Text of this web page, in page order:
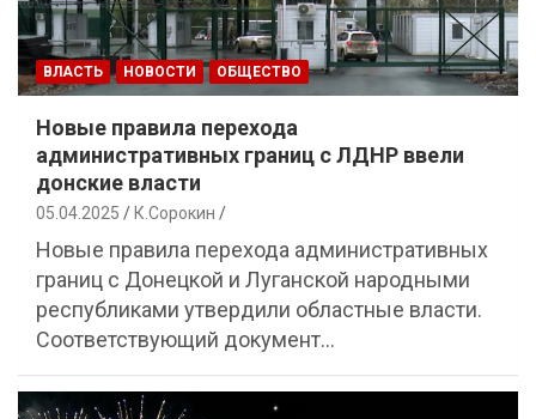
ВЛАСТЬ НОВОСТИ ОБЩЕСТВО
Новые правила перехода
административных границ с ЛДНР ввели
донские власти
05.04.2025 К.Сорокин
Новые правила перехода административных
границ с Донецкой и Луганской народными
республиками утвердили областные власти.
Соответствующий документ…